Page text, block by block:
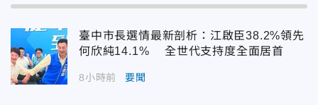
臺中市長選情最新剖析：江啟臣38.2%領先
何欣純14.1% 全世代支持度全面居首
8小時前 要聞